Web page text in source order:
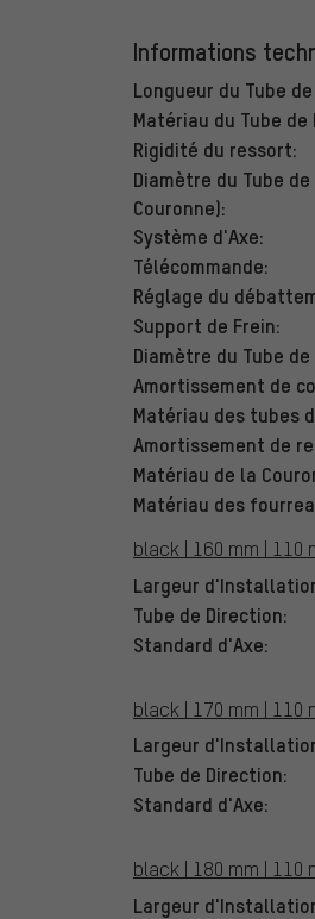
Informations
Longueur du Tube
Matériau du Tube de
Rigidité du ressort:
Diamètre du Tube
Couronne):
Système d'Axe:
Télécommande:
Réglage du
Support de Frein:
Diamètre du Tube
Amortissement de
Matériau des tubes
Amortissement de
Matériau de la
Matériau des
black | 160 mm | 110
Largeur
Tube de Direction:
Standard d'Axe:
black | 170 mm | 110
Largeur
Tube de Direction:
Standard d'Axe:
black | 180 mm | 110
Largeur